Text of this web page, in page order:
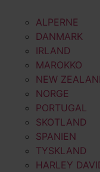
ALPERNE
DANMARK
IRLAND
MAROKKO
NEW
NORGE
PORTUGAL
SKOTLAND
SPANIEN
TYSKLAND
HARLEY